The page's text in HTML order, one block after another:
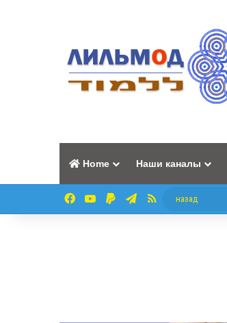
Home Наши каналы
FacebookYouTube
Paypal Telegram
RSS